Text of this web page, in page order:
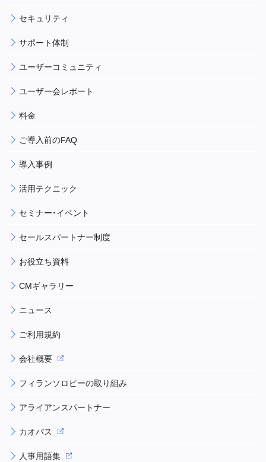
セキュリティ
サポート体制
ユーザーコミュニティ
ユーザー会レポート
料金
ご導入前のFAQ
導入事例
活用テクニック
セミナー・イベント
セールスパートナー制度
お役立ち資料
CMギャラリー
ニュース
ご利用規約
会社概要
フィランソロピーの取り組み
アライアンスパートナー
カオパス
人事用語集